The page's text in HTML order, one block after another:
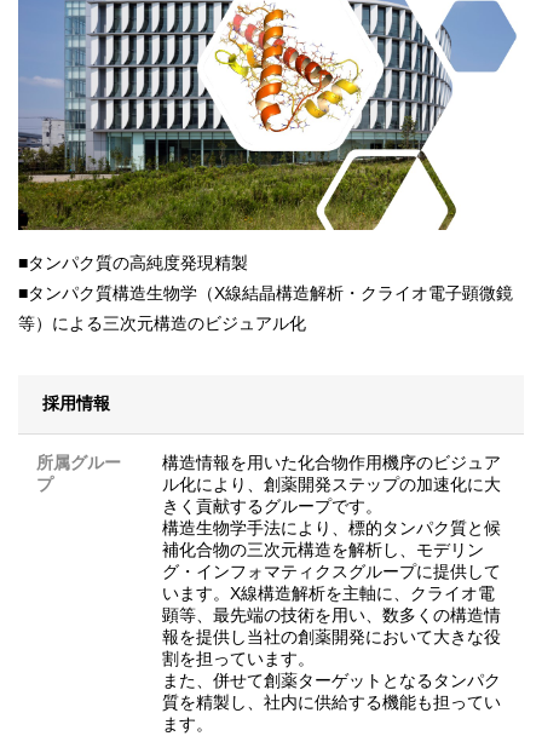
■タンパク質の高純度発現精製
■タンパク質構造生物学（X線結晶構造解析・クライオ電子顕微鏡
等）による三次元構造のビジュアル化
採用情報
所属グルー
プ
構造情報を用いた化合物作用機序のビジュア
ル化により、創薬開発ステップの加速化に大
きく貢献するグループです。
構造生物学手法により、標的タンパク質と候
補化合物の三次元構造を解析し、モデリン
グ・インフォマティクスグループに提供して
います。X線構造解析を主軸に、クライオ電
顕等、最先端の技術を用い、数多くの構造情
報を提供し当社の創薬開発において大きな役
割を担っています。
また、併せて創薬ターゲットとなるタンパク
質を精製し、社内に供給する機能も担ってい
ます。